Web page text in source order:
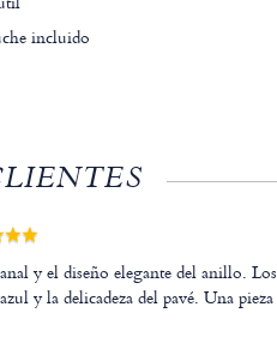
incluido
y el diseño elegante del anillo. Los
y la delicadeza del pavé. Una pieza